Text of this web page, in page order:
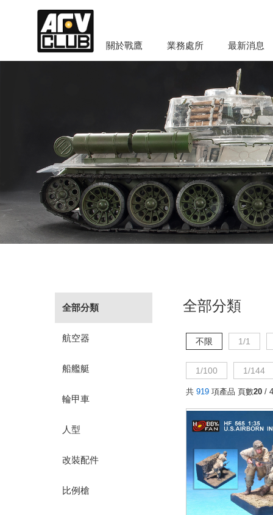
關於戰鷹 業務處所 最新消息
全部分類
航空器
船艦艇
輪甲車
人型
改裝配件
比例槍
全部分類
不限 1/1
1/100 1/144
共 919 項產品 頁數20 /